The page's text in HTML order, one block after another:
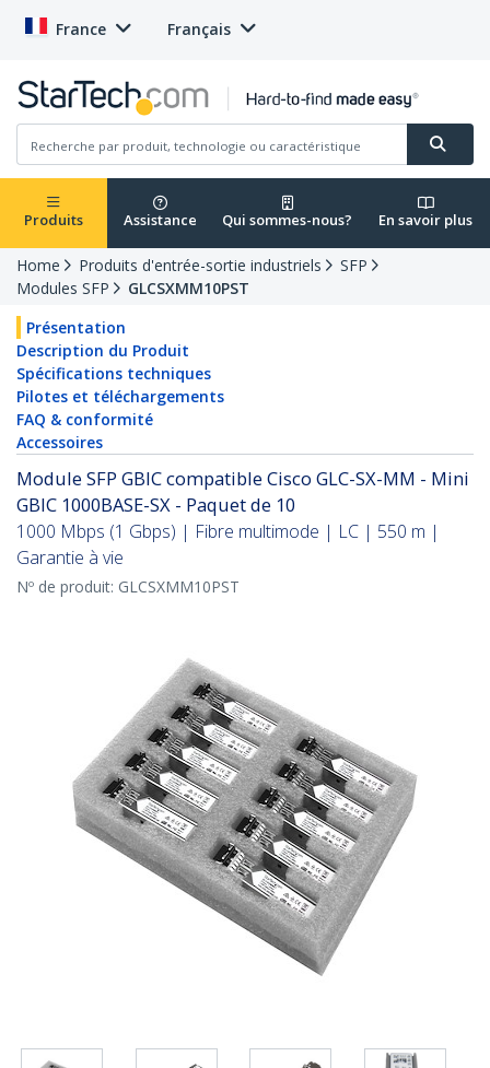
France Français
Produits Assistance Qui sommes-nous? En savoir plus
Home Produits d'entrée-sortie industriels
SFP
Modules SFP
GLCSXMM10PST
Présentation
Description du Produit
Spécifications techniques
Pilotes et téléchargements
FAQ & conformité
Accessoires
Module SFP GBIC compatible Cisco GLC-SX-MM - Mini
GBIC 1000BASE-SX - Paquet de 10
1000 Mbps (1 Gbps) | Fibre multimode | LC | 550 m |
Garantie à vie
Nº de produit: GLCSXMM10PST